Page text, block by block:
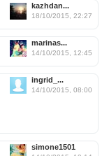
kazhdan...
18/10/2015, 22:27
marinas...
14/10/2015, 12:45
ingrid_...
14/10/2015, 08:00
simone1501